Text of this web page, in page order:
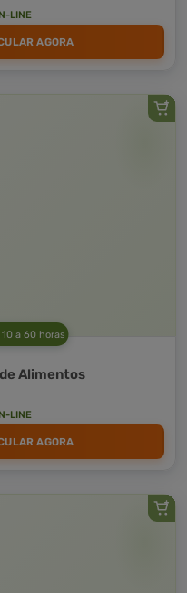
LINE
AGORA
10 a 60 horas
Alimentos
LINE
AGORA